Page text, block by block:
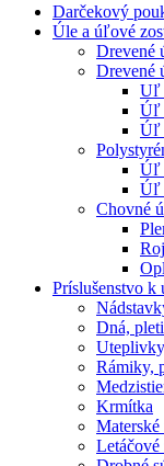
Darčekový
Úle a úľové
Drevené
Drevené
Uľ
Úľ
Úľ
Úľ
Úľ
Chovné
Príslušenstvo k
Dná,
Rámiky,
Krmítka
Letáčové